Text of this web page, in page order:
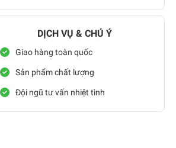
DỊCH VỤ & CHÚ Ý
Giao hàng toàn quốc
Sản phẩm chất lượng
Đội ngũ tư vấn nhiệt tình